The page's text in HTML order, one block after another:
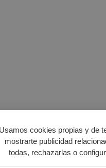
Usamos cookies propias y de
mostrarte publicidad
todas, rechazarlas o